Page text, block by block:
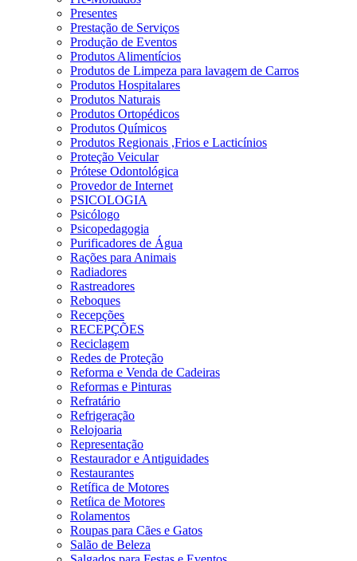
Presentes
Prestação de Serviços
Produção de Eventos
Produtos Alimentícios
Produtos de Limpeza para lavagem de Carros
Produtos Hospitalares
Produtos Naturais
Produtos Ortopédicos
Produtos Químicos
Produtos Regionais ,Frios e Lacticínios
Proteção Veicular
Prótese Odontológica
Provedor de Internet
PSICOLOGIA
Psicólogo
Psicopedagogia
Purificadores de Água
Rações para Animais
Radiadores
Rastreadores
Reboques
Recepções
RECEPÇÕES
Reciclagem
Redes de Proteção
Reforma e Venda de Cadeiras
Reformas e Pinturas
Refratário
Refrigeração
Relojoaria
Representação
Restaurador e Antiguidades
Restaurantes
Retífica de Motores
Retíica de Motores
Rolamentos
Roupas para Cães e Gatos
Salão de Beleza